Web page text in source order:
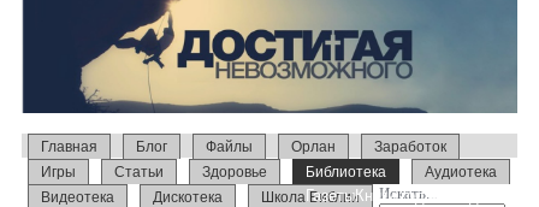
Главная Блог Файлы Орлан
Заработок
Игры
Статьи Здоровье Библиотека
ГазетыКниги года
Аудиотека
Видеотека
Дискотека Школа Библии Искать...